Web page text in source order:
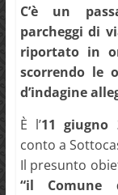
C’è un
parcheggi di
riportato in
scorrendo le
d’indagine
È l’11 giugno
conto a
Il presunto
“il Comune